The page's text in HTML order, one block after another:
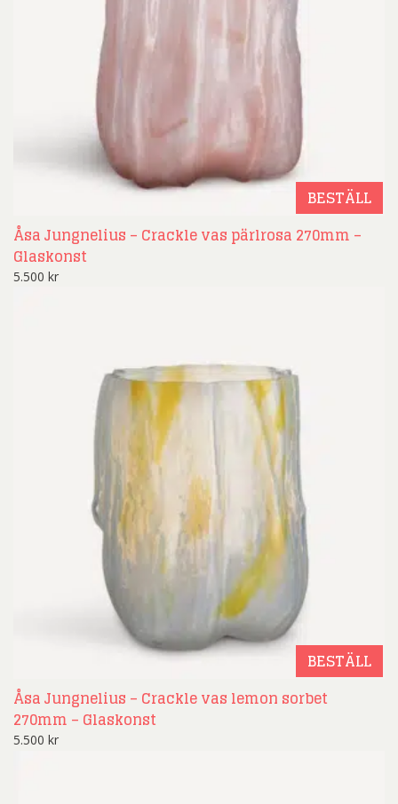
BESTÄLL
Åsa Jungnelius – Crackle vas pärlrosa 270mm –
Glaskonst
5.500 kr
BESTÄLL
Åsa Jungnelius – Crackle vas lemon sorbet
270mm – Glaskonst
5.500 kr